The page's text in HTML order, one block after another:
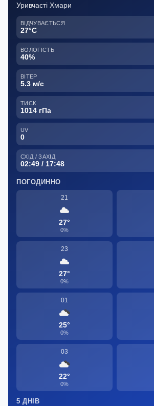
Уривчасті Хмари
ВІДЧУВАЄТЬСЯ
27°C
ВОЛОГІСТЬ
40%
ВІТЕР
5.3 м/с
ТИСК
1014 гПа
UV
0
СХІД / ЗАХІД
02:49 / 17:48
ПОГОДИННО
21
27°
0%
23
27°
0%
01
25°
0%
03
22°
0%
5 ДНІВ